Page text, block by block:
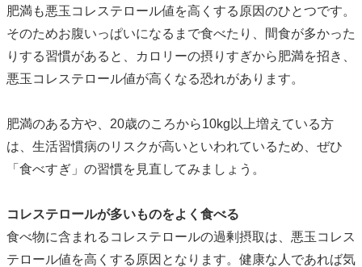
肥満も悪玉コレステロール値を高くする原因のひとつです。
そのためお腹いっぱいになるまで食べたり、間食が多かった
りする習慣があると、カロリーの摂りすぎから肥満を招き、
悪玉コレステロール値が高くなる恐れがあります。
肥満のある方や、20歳のころから10kg以上増えている方
は、生活習慣病のリスクが高いといわれているため、ぜひ
「食べすぎ」の習慣を見直してみましょう。
コレステロールが多いものをよく食べる
食べ物に含まれるコレステロールの過剰摂取は、悪玉コレス
テロール値を高くする原因となります。健康な人であれば気